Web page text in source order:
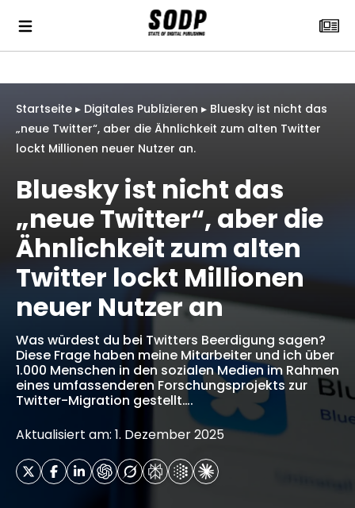
Startseite ▸ Digitales Publizieren ▸ Bluesky ist nicht das
„neue Twitter“, aber die Ähnlichkeit zum alten Twitter
lockt Millionen neuer Nutzer an.
Bluesky ist nicht das
„neue Twitter“, aber die
Ähnlichkeit zum alten
Twitter lockt Millionen
neuer Nutzer an
Was würdest du bei Twitters Beerdigung sagen?
Diese Frage haben meine Mitarbeiter und ich über
1.000 Menschen in den sozialen Medien im Rahmen
eines umfassenderen Forschungsprojekts zur
Twitter-Migration gestellt….
Aktualisiert am: 1. Dezember 2025